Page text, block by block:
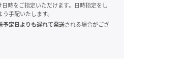
時をご指定いただけます。日時指定をし
手配いたします。
定日よりも遅れて発送される場合がござ